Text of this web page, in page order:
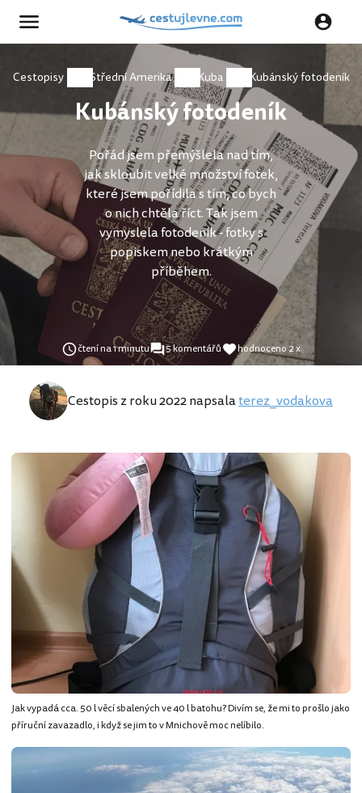
Cestopisy Střední Amerika Kuba Kubánský fotodeník
Kubánský fotodeník
Pořád jsem přemýšlela nad tím,
jak skloubit velké množství fotek,
které jsem pořídila s tím, co bych
o nich chtěla říct. Tak jsem
vymyslela fotodeník - fotky s
popiskem nebo krátkým
příběhem.
čtení na 1 minutu 5 komentářů hodnoceno 2 x
Cestopis z roku 2022 napsalaterez_vodakova
Jak vypadá cca. 50 l věcí sbalených ve 40 l batohu? Divím se, že mi to prošlo jako
příruční zavazadlo, i když se jim to v Mnichově moc nelíbilo.